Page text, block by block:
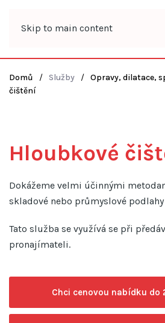
Skip to main content
Domů Služby Opravy, dilatace,
čištění
Hloubkové
Dokážeme velmi účinnými
skladové nebo průmyslové
Tato služba se využívá se při
pronajímateli.
Chci cenovou nabídku do